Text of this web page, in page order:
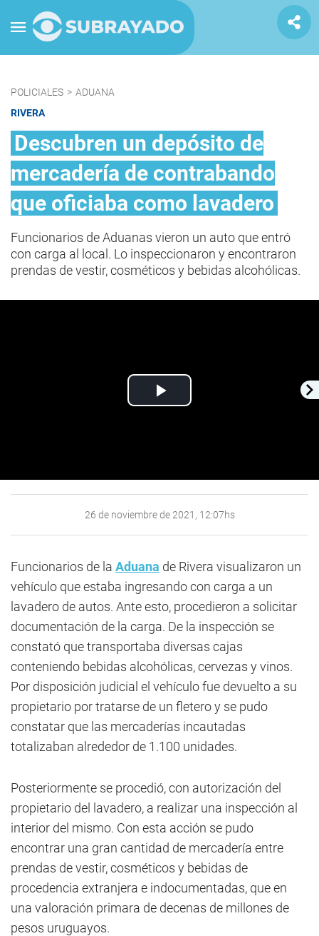
POLICIALES > ADUANA
RIVERA
Descubren un depósito de
mercadería de contrabando
que oficiaba como lavadero
Funcionarios de Aduanas vieron un auto que entró
con carga al local. Lo inspeccionaron y encontraron
prendas de vestir, cosméticos y bebidas alcohólicas.
Play
26 de noviembre de 2021, 12:07hs
Funcionarios de la Aduana de Rivera visualizaron un
vehículo que estaba ingresando con carga a un
lavadero de autos. Ante esto, procedieron a solicitar
documentación de la carga. De la inspección se
constató que transportaba diversas cajas
conteniendo bebidas alcohólicas, cervezas y vinos.
Por disposición judicial el vehículo fue devuelto a su
propietario por tratarse de un fletero y se pudo
constatar que las mercaderías incautadas
totalizaban alrededor de 1.100 unidades.
Posteriormente se procedió, con autorización del
propietario del lavadero, a realizar una inspección al
interior del mismo. Con esta acción se pudo
encontrar una gran cantidad de mercadería entre
prendas de vestir, cosméticos y bebidas de
procedencia extranjera e indocumentadas, que en
una valoración primara de decenas de millones de
pesos uruguayos.